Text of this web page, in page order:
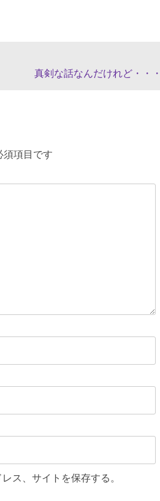
真剣な話なんだけれど・・・
須項目です
ス、サイトを保存する。